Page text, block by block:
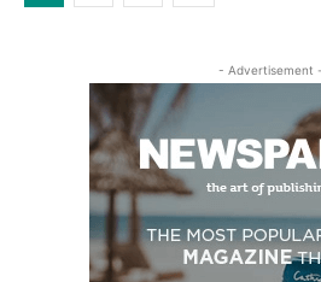
- Advertisement -